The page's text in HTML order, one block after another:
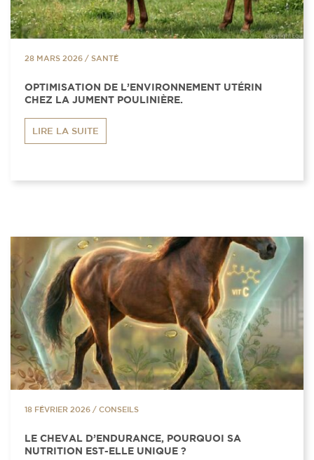
28 MARS 2026 / SANTÉ
OPTIMISATION DE L’ENVIRONNEMENT UTÉRIN
CHEZ LA JUMENT POULINIÈRE.
LIRE LA SUITE
18 FÉVRIER 2026 / CONSEILS
LE CHEVAL D’ENDURANCE, POURQUOI SA
NUTRITION EST-ELLE UNIQUE ?